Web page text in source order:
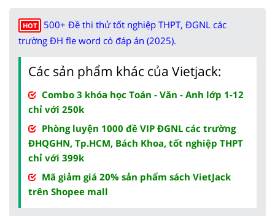
HOT
500+ Đề thi thử tốt nghiệp THPT, ĐGNL các
trường ĐH fle word có đáp án (2025).
Các sản phẩm khác của Vietjack:
Combo 3 khóa học Toán - Văn - Anh lớp 1-12
chỉ với 250k
Phòng luyện 1000 đề VIP ĐGNL các trường
ĐHQGHN, Tp.HCM, Bách Khoa, tốt nghiệp THPT
chỉ với 399k
Mã giảm giá 20% sản phẩm sách VietJack
trên Shopee mall